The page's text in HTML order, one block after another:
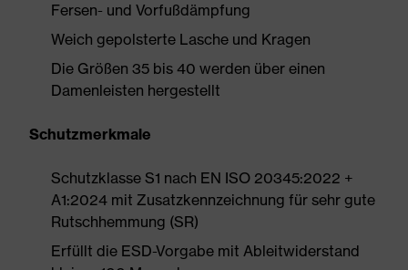
Fersen- und Vorfußdämpfung
Weich gepolsterte Lasche und Kragen
Die Größen 35 bis 40 werden über einen
Damenleisten hergestellt
Schutzmerkmale
Schutzklasse S1 nach EN ISO 20345:2022 +
A1:2024 mit Zusatzkennzeichnung für sehr gute
Rutschhemmung (SR)
Erfüllt die ESD-Vorgabe mit Ableitwiderstand